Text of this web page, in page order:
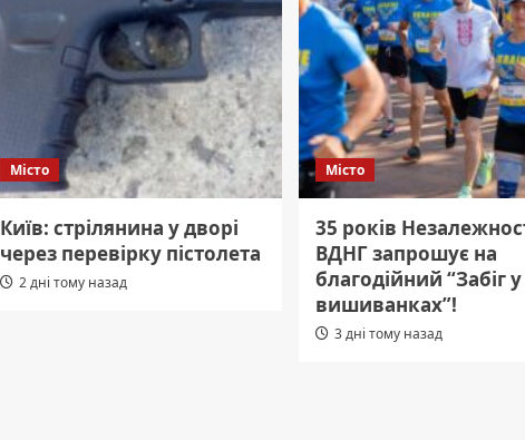
Місто
Київ: стрілянина у дворі
через перевірку пістолета
2 дні тому назад
Місто
35 років
ВДНГ запрошує на
благодійний “Забіг у
вишиванках”!
3 дні тому назад